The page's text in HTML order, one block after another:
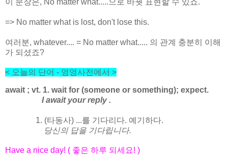
=> No matter what is lost, don't lose this.
여러분, whatever.... = No matter what..... 의 관계 충분히 이해
가 되셨죠?
< 오늘의 단어 - 영영사전에서 >
await ; vt. 1. wait for (someone or something); expect.
I await your reply .
1. (타동사) ...를 기다리다. 예기하다.
당신의 답을 기다립니다.
Have a nice day! ( 좋은 하루 되세요! )